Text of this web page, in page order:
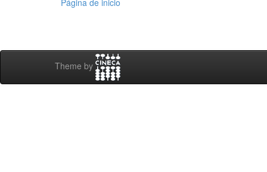
Página de inicio
Theme by